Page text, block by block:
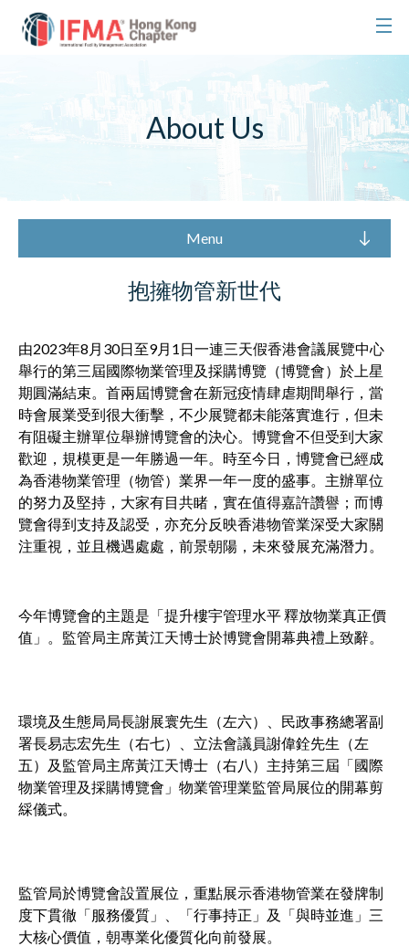
About Us
Menu
抱擁物管新世代
由2023年8月30日至9月1日一連三天假香港會議展覽中心
舉行的第三屆國際物業管理及採購博覽（博覽會）於上星
期圓滿結束。首兩屆博覽會在新冠疫情肆虐期間舉行，當
時會展業受到很大衝擊，不少展覽都未能落實進行，但未
有阻礙主辦單位舉辦博覽會的決心。博覽會不但受到大家
歡迎，規模更是一年勝過一年。時至今日，博覽會已經成
為香港物業管理（物管）業界一年一度的盛事。主辦單位
的努力及堅持，大家有目共睹，實在值得嘉許讚譽；而博
覽會得到支持及認受，亦充分反映香港物管業深受大家關
注重視，並且機遇處處，前景朝陽，未來發展充滿潛力。
今年博覽會的主題是「提升樓宇管理水平 釋放物業真正價
值」。監管局主席黃江天博士於博覽會開幕典禮上致辭。
環境及生態局局長謝展寰先生（左六）、民政事務總署副
署長易志宏先生（右七）、立法會議員謝偉銓先生（左
五）及監管局主席黃江天博士（右八）主持第三屆「國際
物業管理及採購博覽會」物業管理業監管局展位的開幕剪
綵儀式。
監管局於博覽會設置展位，重點展示香港物管業在發牌制
度下貫徹「服務優質」、「行事持正」及「與時並進」三
大核心價值，朝專業化優質化向前發展。